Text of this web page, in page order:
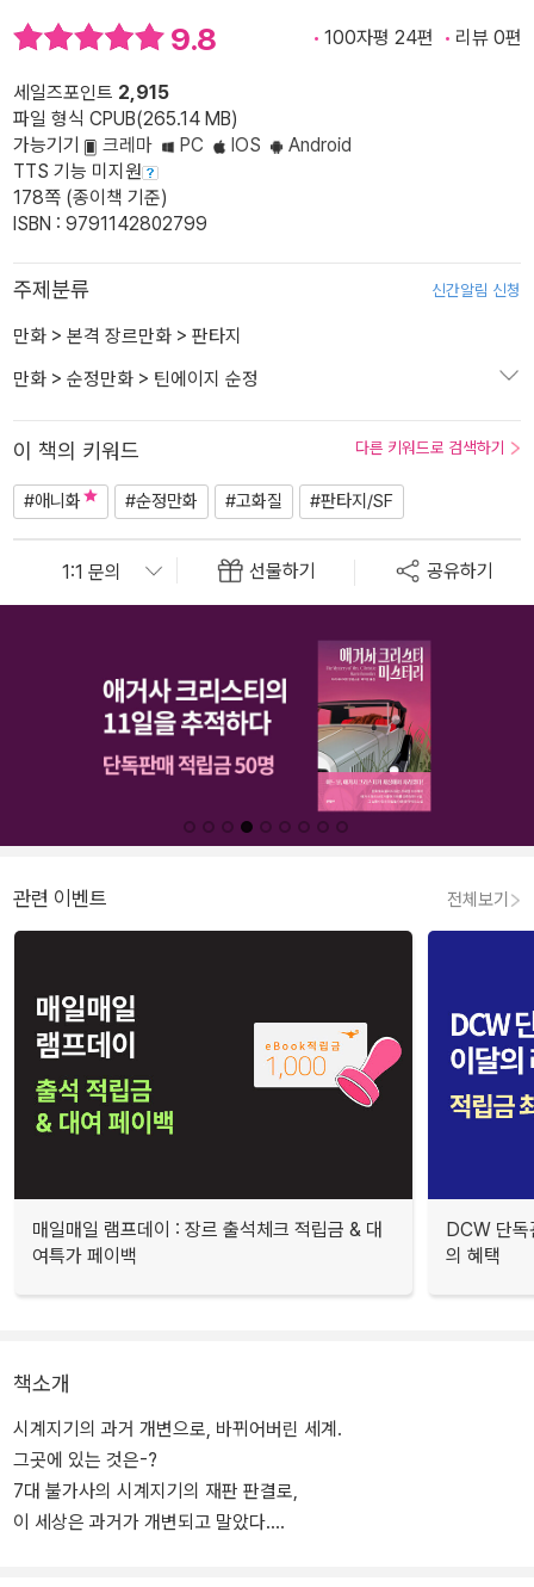
9.8 100자평 24편 리뷰 0편
세일즈포인트 2,915
파일 형식 CPUB(265.14 MB)
가능기기
크레마 PC IOS
Android
TTS 기능 미지원
178쪽 (종이책 기준)
ISBN : 9791142802799
주제분류 신간알림 신청
만화 > 본격 장르만화 > 판타지
만화 > 순정만화 > 틴에이지 순정
이 책의 키워드 다른 키워드로 검색하기
#애니화 #순정만화 #고화질 #판타지/SF
선물하기 공유하기
관련 이벤트 전체보기
매일매일 램프데이 : 장르 출석체크 적립금 & 대
여특가 페이백
DCW 단독
의 혜택
책소개
시계지기의 과거 개변으로, 바뀌어버린 세계.
그곳에 있는 것은-?
7대 불가사의 시계지기의 재판 판결로,
이 세상은 과거가 개변되고 말았다.